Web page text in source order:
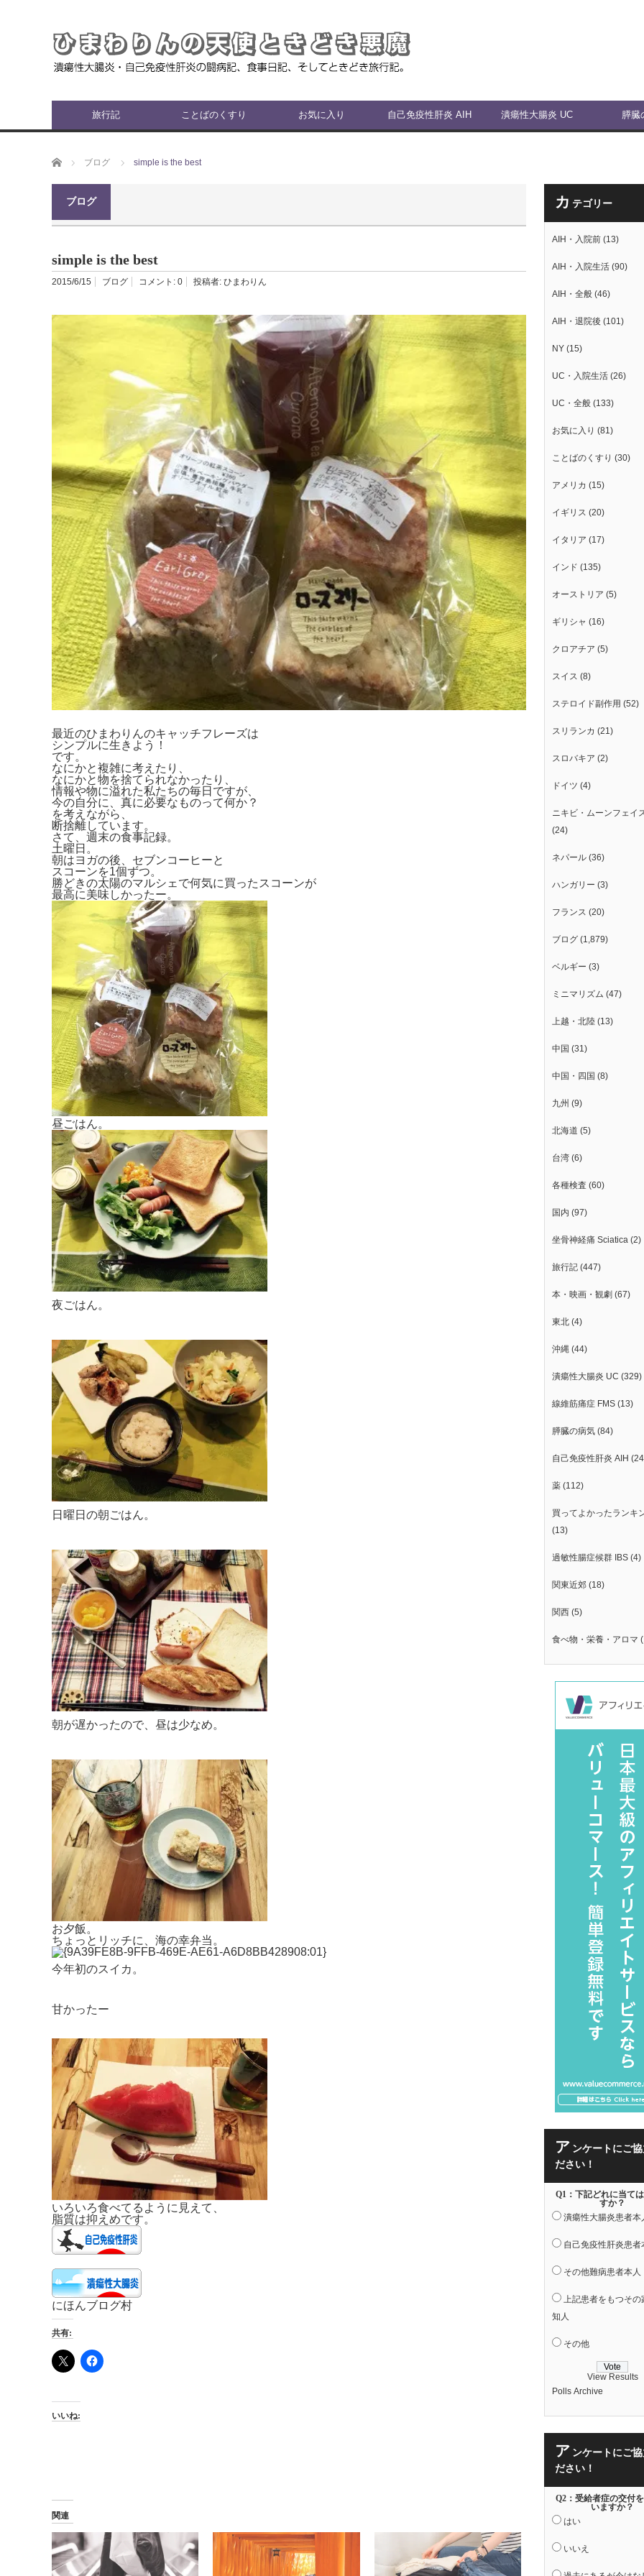
旅行記 ことばのくすり お気に入り 自己免疫性肝炎 AIH 潰瘍性大腸炎 UC 膵臓
ホーム ブログ simple is the best
ブログ
simple is the best
2015/6/15 ブログ コメント: 0 投稿者: ひまわりん
最近のひまわりんのキャッチフレーズは
シンプルに生きよう！
です。
なにかと複雑に考えたり、
なにかと物を捨てられなかったり、
情報や物に溢れた私たちの毎日ですが、
今の自分に、真に必要なものって何か？
を考えながら、
断捨離しています。
さて、週末の食事記録。
土曜日。
朝はヨガの後、セブンコーヒーと
スコーンを1個ずつ。
勝どきの太陽のマルシェで何気に買ったスコーンが
最高に美味しかったー。
昼ごはん。
夜ごはん。
日曜日の朝ごはん。
朝が遅かったので、昼は少なめ。
お夕飯。
ちょっとリッチに、海の幸弁当。
今年初のスイカ。
甘かったー
いろいろ食べてるように見えて、
脂質は抑えめです。
にほんブログ村
共有:
いいね:
関連
カ テゴリー
AIH・入院前 (13)
AIH・入院生活 (90)
AIH・全般 (46)
AIH・退院後 (101)
NY (15)
UC・入院生活 (26)
UC・全般 (133)
お気に入り (81)
ことばのくすり (30)
アメリカ (15)
イギリス (20)
イタリア (17)
インド (135)
オーストリア (5)
ギリシャ (16)
クロアチア (5)
スイス (8)
ステロイド副作用 (52)
スリランカ (21)
スロバキア (2)
ドイツ (4)
ニキビ・ムーンフェイ
(24)
ネパール (36)
ハンガリー (3)
フランス (20)
ブログ (1,879)
ベルギー (3)
ミニマリズム (47)
上越・北陸 (13)
中国 (31)
中国・四国 (8)
九州 (9)
北海道 (5)
台湾 (6)
各種検査 (60)
国内 (97)
坐骨神経痛 Sciatica (2)
旅行記 (447)
本・映画・観劇 (67)
東北 (4)
沖縄 (44)
潰瘍性大腸炎 UC (329)
線維筋痛症 FMS (13)
膵臓の病気 (84)
自己免疫性肝炎 AIH
薬 (112)
買ってよかったランキ
(13)
過敏性腸症候群 IBS (4)
関東近郊 (18)
関西 (5)
食べ物・栄養・アロマ
ア ンケートにご
ださい！
Q1：下記どれに当て
すか？
潰瘍性大腸炎患者本
自己免疫性肝炎患者
その他難病患者本人
上記患者をもつその
知人
その他
View Results
Polls Archive
ア ンケートにご
ださい！
Q2：受給者症の交付
いますか？
はい
いいえ